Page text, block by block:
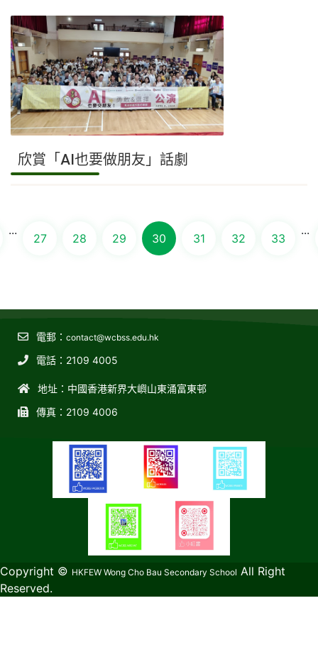
欣賞「AI也要做朋友」話劇
...
27 28 29 30 31 32 33
...
電郵： contact@wcbss.edu.hk
電話：2109 4005
地址：中國香港新界大嶼山東涌富東邨
傳真：2109 4006
教育傳媒集團 GoodSchool.hk
Copyright © HKFEW Wong Cho Bau Secondary School All Right
Reserved.